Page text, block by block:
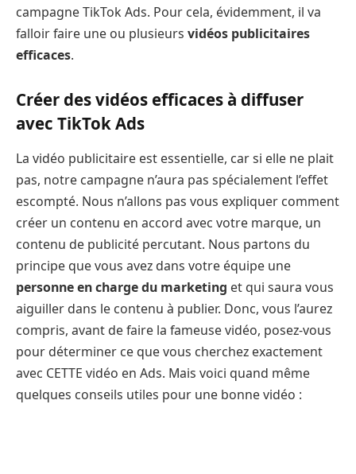
campagne TikTok Ads. Pour cela, évidemment, il va
falloir faire une ou plusieurs vidéos publicitaires
efficaces.
Créer des vidéos efficaces à diffuser
avec TikTok Ads
La vidéo publicitaire est essentielle, car si elle ne plait
pas, notre campagne n’aura pas spécialement l’effet
escompté. Nous n’allons pas vous expliquer comment
créer un contenu en accord avec votre marque, un
contenu de publicité percutant. Nous partons du
principe que vous avez dans votre équipe une
personne en charge du marketing et qui saura vous
aiguiller dans le contenu à publier. Donc, vous l’aurez
compris, avant de faire la fameuse vidéo, posez-vous
pour déterminer ce que vous cherchez exactement
avec CETTE vidéo en Ads. Mais voici quand même
quelques conseils utiles pour une bonne vidéo :